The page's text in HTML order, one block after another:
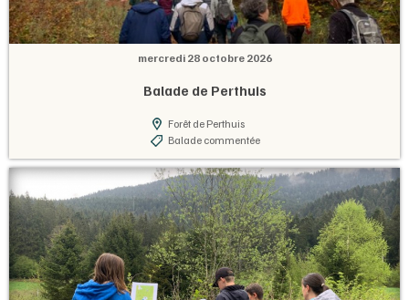
mercredi 28 octobre 2026
Balade de Perthuis
Forêt de Perthuis
Balade commentée